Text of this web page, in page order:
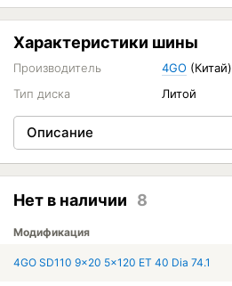
Характеристики шины
Производитель 4GO (Китай)
Тип диска
Литой
Описание
Нет в наличии 8
Модификация
4GO SD110 9x20 5x120 ET 40 Dia 74.1